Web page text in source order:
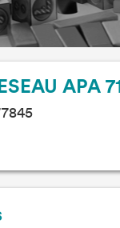
APA 71